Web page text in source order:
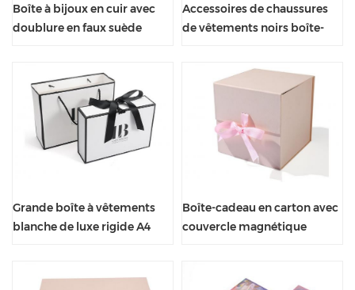
Boîte à bijoux en cuir avec
doublure en faux suède
Accessoires de chaussures
de vêtements noirs boîte-
fourrure de cheveux
personnalisée
Grande boîte à vêtements
blanche de luxe rigide A4
Boîte-cadeau en carton avec
couvercle magnétique